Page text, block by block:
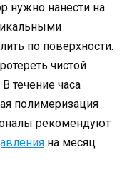
нужно нанести на
по поверхности.
чистой
течение часа
полимеризация
рекомендуют
на месяц